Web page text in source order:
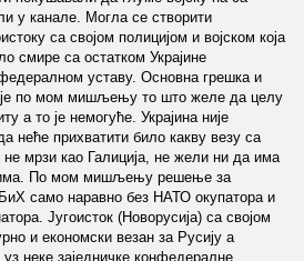
у канале. Могла се створити
са својом полицијом и војском која
смире са остатком Украјине
уставу. Основна грешка и
је по мом мишљењу то што желе да целу
а то је немогуће. Украјина није
неће прихватити било какву везу са
не мрзи као Галиција, не жели ни да има
По мом мишљењу решење за
само наравно без НАТО окупатора и
Југоисток (Новорусија) са својом
и економски везан за Русију а
уз неке заједничке конфедералне